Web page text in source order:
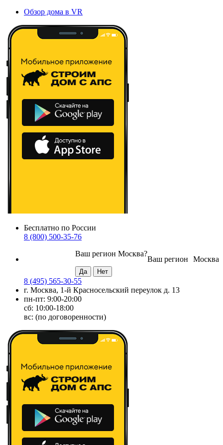
Обзор дома в VR
Бесплатно по России
8 (800) 500-35-76
Москва
Ваш регион
Ваш регион Москва?
8 (495) 565-30-55
г. Москва, 1-й Красносельский переулок д. 13
пн-пт: 9:00-20:00
сб: 10:00-18:00
вс: (по договоренности)